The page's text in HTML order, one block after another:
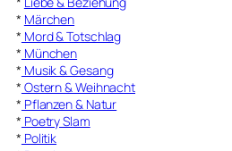
* Märchen
* Mord & Totschlag
* München
* Musik & Gesang
* Ostern & Weihnacht
* Pflanzen & Natur
* Poetry Slam
* Politik